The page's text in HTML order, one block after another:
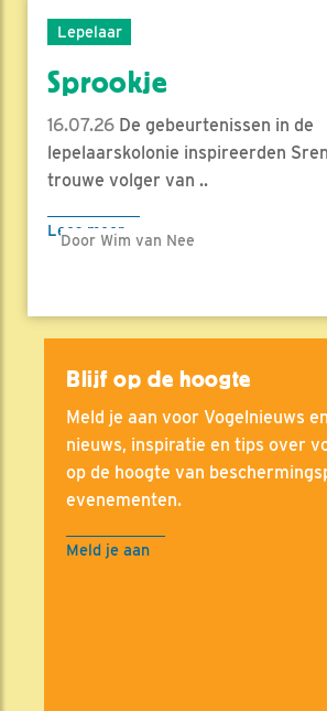
Lepelaar
Sprookje
16.07.26 De gebeurtenissen in de
lepelaarskolonie inspireerden
trouwe volger van ..
Lees meer
Door Wim van Nee
Blijf op de hoogte
Meld je aan voor Vogelnieuws
nieuws, inspiratie en tips over
op de hoogte van
evenementen.
Meld je aan